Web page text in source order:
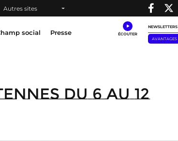
Autres sites
social Presse
NEWSLETTERS
AVANTAGES
du 6 au 12